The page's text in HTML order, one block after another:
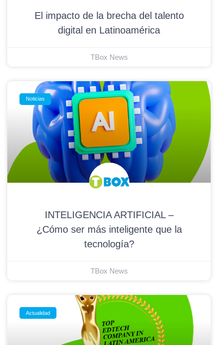
El impacto de la brecha del talento
digital en Latinoamérica
TBox News
Noticias
INTELIGENCIA ARTIFICIAL –
¿Cómo ser más inteligente que la
tecnología?
TBox News
Actualidad